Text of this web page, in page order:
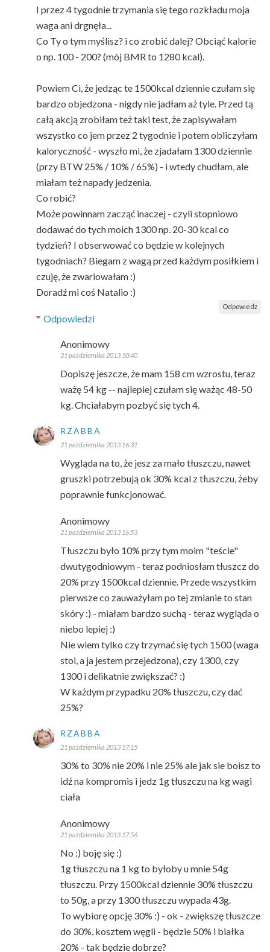
I przez 4 tygodnie trzymania się tego rozkładu moja
waga ani drgnęła...
Co Ty o tym myślisz? i co zrobić dalej? Obciąć kalorie
o np. 100 - 200? (mój BMR to 1280 kcal).
Powiem Ci, że jedząc te 1500kcal dziennie czułam się
bardzo objedzona - nigdy nie jadłam aż tyle. Przed tą
całą akcją zrobiłam też taki test, że zapisywałam
wszystko co jem przez 2 tygodnie i potem obliczyłam
kaloryczność - wyszło mi, że zjadałam 1300 dziennie
(przy BTW 25% / 10% / 65%) - i wtedy chudłam, ale
miałam też napady jedzenia.
Co robić?
Może powinnam zacząć inaczej - czyli stopniowo
dodawać do tych moich 1300 np. 20-30 kcal co
tydzień? I obserwować co będzie w kolejnych
tygodniach? Biegam z wagą przed każdym posiłkiem i
czuję, że zwariowałam :)
Doradź mi coś Natalio :)
Odpowiedz
Odpowiedzi
Anonimowy
21 października 2013 10:40
Dopiszę jeszcze, że mam 158 cm wzrostu, teraz
ważę 54 kg -- najlepiej czułam się ważąc 48-50
kg. Chciałabym pozbyć się tych 4.
RZABBA
21 października 2013 16:31
Wygląda na to, że jesz za mało tłuszczu, nawet
gruszki potrzebują ok 30% kcal z tłuszczu, żeby
poprawnie funkcjonować.
Anonimowy
21 października 2013 16:53
Tłuszczu było 10% przy tym moim "teście"
dwutygodniowym - teraz podniosłam tłuszcz do
20% przy 1500kcal dziennie. Przede wszystkim
pierwsze co zauważyłam po tej zmianie to stan
skóry :) - miałam bardzo suchą - teraz wygląda o
niebo lepiej :)
Nie wiem tylko czy trzymać się tych 1500 (waga
stoi, a ja jestem przejedzona), czy 1300, czy
1300 i delikatnie zwiększać? :)
W każdym przypadku 20% tłuszczu, czy dać
25%?
RZABBA
21 października 2013 17:15
30% to 30% nie 20% i nie 25% ale jak sie boisz to
idź na kompromis i jedz 1g tłuszczu na kg wagi
ciała
Anonimowy
21 października 2013 17:56
No :) boję się :)
1g tłuszczu na 1 kg to byłoby u mnie 54g
tłuszczu. Przy 1500kcal dziennie 30% tłuszczu
to 50g, a przy 1300 tłuszczu wypada 43g.
To wybiorę opcję 30% :) - ok - zwiększę tłuszcze
do 30%, kosztem węgli - będzie 50% i białka
20% - tak będzie dobrze?